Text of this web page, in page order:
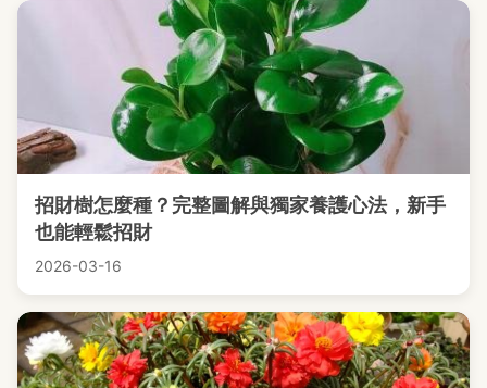
招財樹怎麼種？完整圖解與獨家養護心法，新手
也能輕鬆招財
2026-03-16